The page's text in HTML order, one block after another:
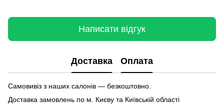
Написати відгук
Доставка Оплата
Самовивіз з наших салонів — безкоштовно.
Доставка замовлень по м. Києву та Київській області